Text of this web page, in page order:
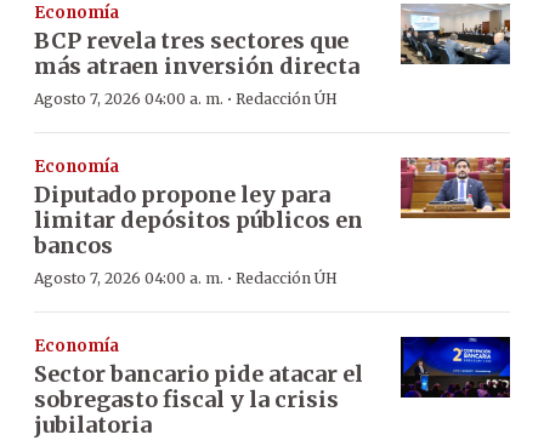
Economía
BCP revela tres sectores que
más atraen inversión directa
Agosto 7, 2026 04:00 a. m. · Redacción ÚH
Economía
Diputado propone ley para
limitar depósitos públicos en
bancos
Agosto 7, 2026 04:00 a. m. · Redacción ÚH
Economía
Sector bancario pide atacar el
sobregasto fiscal y la crisis
jubilatoria